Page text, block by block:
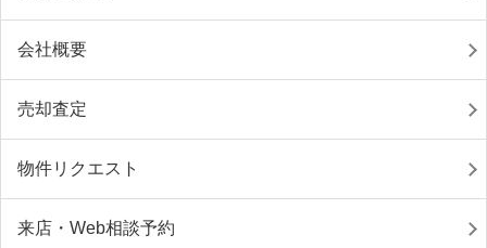
会社概要
売却査定
物件リクエスト
来店・Web相談予約